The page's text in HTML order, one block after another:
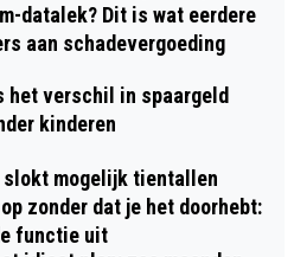
datalek? Dit is wat eerdere
aan schadevergoeding
het verschil in spaargeld
kinderen
slokt mogelijk tientallen
zonder dat je het doorhebt:
functie uit